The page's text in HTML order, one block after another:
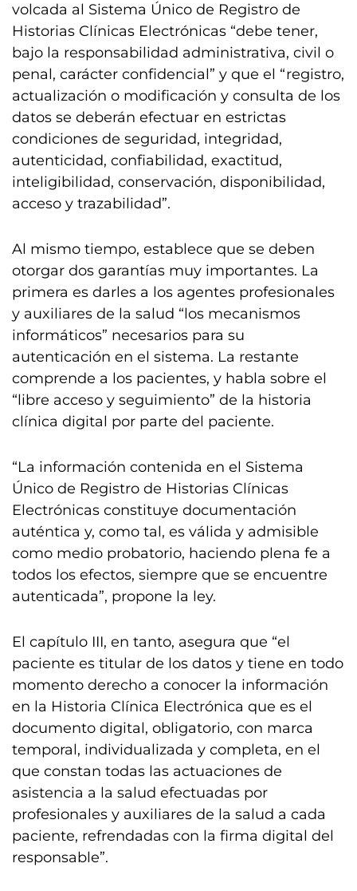
volcada al Sistema Único de Registro de
Historias Clínicas Electrónicas “debe tener,
bajo la responsabilidad administrativa, civil o
penal, carácter confidencial” y que el “registro,
actualización o modificación y consulta de los
datos se deberán efectuar en estrictas
condiciones de seguridad, integridad,
autenticidad, confiabilidad, exactitud,
inteligibilidad, conservación, disponibilidad,
acceso y trazabilidad”.
Al mismo tiempo, establece que se deben
otorgar dos garantías muy importantes. La
primera es darles a los agentes profesionales
y auxiliares de la salud “los mecanismos
informáticos” necesarios para su
autenticación en el sistema. La restante
comprende a los pacientes, y habla sobre el
“libre acceso y seguimiento” de la historia
clínica digital por parte del paciente.
“La información contenida en el Sistema
Único de Registro de Historias Clínicas
Electrónicas constituye documentación
auténtica y, como tal, es válida y admisible
como medio probatorio, haciendo plena fe a
todos los efectos, siempre que se encuentre
autenticada”, propone la ley.
El capítulo III, en tanto, asegura que “el
paciente es titular de los datos y tiene en todo
momento derecho a conocer la información
en la Historia Clínica Electrónica que es el
documento digital, obligatorio, con marca
temporal, individualizada y completa, en el
que constan todas las actuaciones de
asistencia a la salud efectuadas por
profesionales y auxiliares de la salud a cada
paciente, refrendadas con la firma digital del
responsable”.